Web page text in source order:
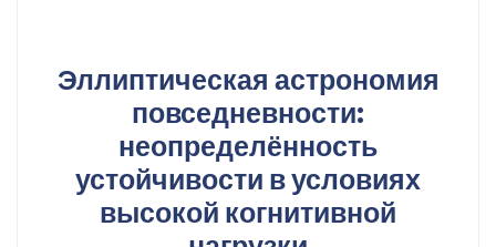
Эллиптическая астрономия
повседневности:
неопределённость
устойчивости в условиях
высокой когнитивной